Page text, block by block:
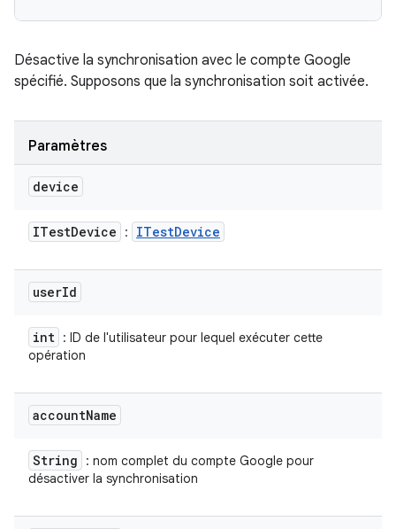
Désactive la synchronisation avec le compte Google
spécifié. Supposons que la synchronisation soit activée.
Paramètres
device
ITestDevice : ITestDevice
userId
int : ID de l'utilisateur pour lequel exécuter cette
opération
accountName
String
: nom complet du compte Google pour
désactiver la synchronisation